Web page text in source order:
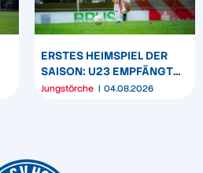
ERSTES HEIMSPIEL DER
SAISON: U23 EMPFÄNGT
HEIDER SV
Jungstörche 04.08.2026